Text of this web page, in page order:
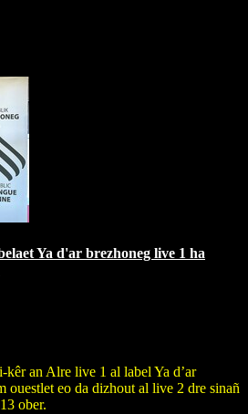
Ya d'ar brezhoneg live 1 ha
kêr an Alre live 1 al label Ya d’ar
ouestlet eo da dizhout al live 2 dre sinañ
ober.